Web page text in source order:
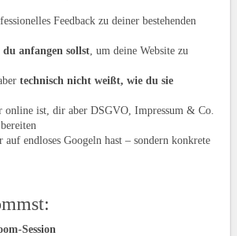
Feedback zu deiner bestehenden
du anfangen sollst , um deine Website zu
technisch nicht weißt, wie du sie
online ist, dir aber DSGVO, Impressum & Co.
endloses Googeln hast – sondern konkrete
Session